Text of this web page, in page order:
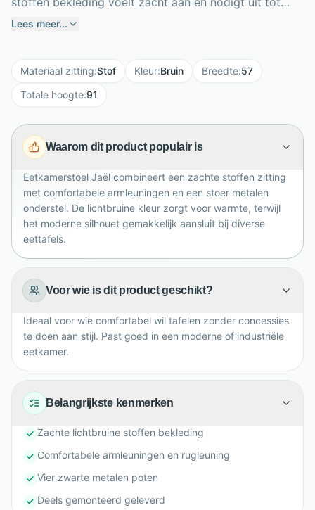
lange, gezellige diners. Dankzij de comfortabele
metalen onderstel met vier slanke poten geeft de stoel
een stoer contrast en past moeiteloos in een modern
hoogte van 91 cm en diepte van 63 cm biedt Jaël
royaal zitcomfort. Combineer meerdere stoelen voor
effect elke dag.
Lees meer...
Materiaal zitting:Stof Kleur:Bruin Breedte:57
Totale hoogte:91
Waarom dit product populair is
Eetkamerstoel Jaël combineert een zachte stoffen zitting
met comfortabele armleuningen en een stoer metalen
onderstel. De lichtbruine kleur zorgt voor warmte, terwijl
het moderne silhouet gemakkelijk aansluit bij diverse
eettafels.
Voor wie is dit product geschikt?
Ideaal voor wie comfortabel wil tafelen zonder concessies
te doen aan stijl. Past goed in een moderne of industriële
eetkamer.
Belangrijkste kenmerken
Zachte lichtbruine stoffen bekleding
Comfortabele armleuningen en rugleuning
Vier zwarte metalen poten
Deels gemonteerd geleverd